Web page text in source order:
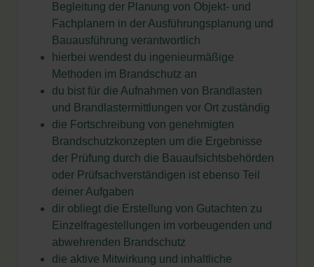
Begleitung der Planung von Objekt- und
Fachplanern in der Ausführungsplanung und
Bauausführung verantwortlich
hierbei wendest du ingenieurmäßige
Methoden im Brandschutz an
du bist für die Aufnahmen von Brandlasten
und Brandlastermittlungen vor Ort zuständig
die Fortschreibung von genehmigten
Brandschutzkonzepten um die Ergebnisse
der Prüfung durch die Bauaufsichtsbehörden
oder Prüfsachverständigen ist ebenso Teil
deiner Aufgaben
dir obliegt die Erstellung von Gutachten zu
Einzelfragestellungen im vorbeugenden und
abwehrenden Brandschutz
die aktive Mitwirkung und inhaltliche